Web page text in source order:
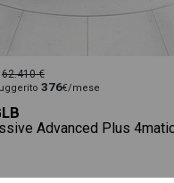
62.410 €
376€/mese
Advanced Plus